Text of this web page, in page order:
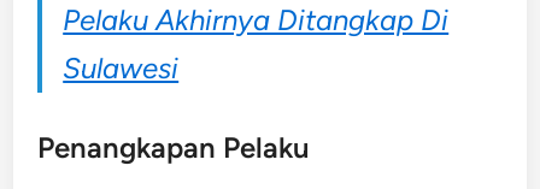
Pelaku Akhirnya Ditangkap Di
Sulawesi
Penangkapan Pelaku